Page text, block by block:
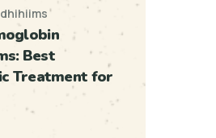
Best
Treatment for